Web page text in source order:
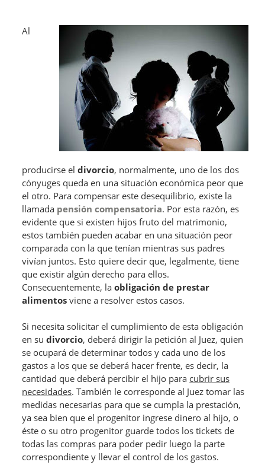
Al
producirse eldivorcio, normalmente, uno de los dos
cónyuges queda en una situación económica peor que
el otro. Para compensar este desequilibrio, existe la
llamada pensión compensatoria. Por esta razón, es
evidente que si existen hijos fruto del matrimonio,
estos también pueden acabar en una situación peor
comparada con la que tenían mientras sus padres
vivían juntos. Esto quiere decir que, legalmente, tiene
que existir algún derecho para ellos.
Consecuentemente, laobligación de prestar
alimentos viene a resolver estos casos.
Si necesita solicitar el cumplimiento de esta obligación
en sudivorcio, deberá dirigir la petición al Juez, quien
se ocupará de determinar todos y cada uno de los
gastos a los que se deberá hacer frente, es decir, la
cantidad que deberá percibir el hijo para cubrir sus
necesidades. También le corresponde al Juez tomar las
medidas necesarias para que se cumpla la prestación,
ya sea bien que el progenitor ingrese dinero al hijo, o
éste o su otro progenitor guarde todos los tickets de
todas las compras para poder pedir luego la parte
correspondiente y llevar el control de los gastos.